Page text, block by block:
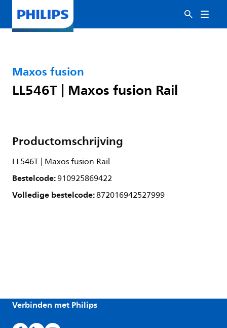
Maxos fusion
LL546T | Maxos fusion Rail
Productomschrijving
LL546T | Maxos fusion Rail
Bestelcode:910925869422
Volledige bestelcode:872016942527999
Verbinden met Philips